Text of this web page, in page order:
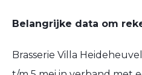
Belangrijke data om
Brasserie Villa